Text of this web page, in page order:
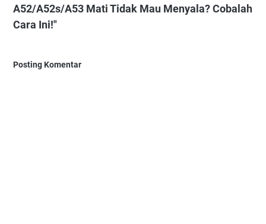
A52/A52s/A53 Mati Tidak Mau Menyala? Cobalah
Cara Ini!"
Posting Komentar